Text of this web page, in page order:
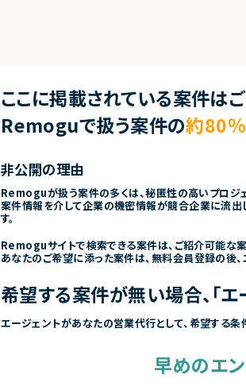
ここに掲載されている案件はご
Remoguで扱う案件の約80％
非公開の理由
Remoguが扱う案件の多くは、秘匿性の高いプロジェ
案件情報を介して企業の機密情報が競合企業に流出
す。
Remoguサイトで検索できる案件は、ご紹介可能な
あなたのご希望に添った案件は、無料会員登録の後、
希望する案件が無い場合、「エ
エージェントがあなたの営業代行として、希望する条
早めのエ